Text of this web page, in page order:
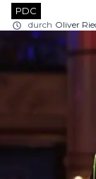
PDC
durch Oliver